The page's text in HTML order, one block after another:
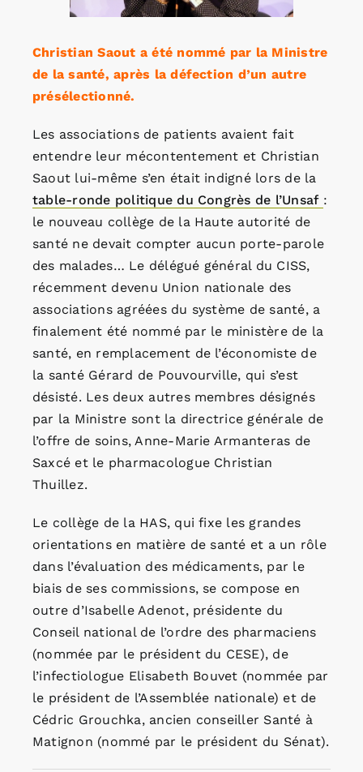
Christian Saout a été nommé par la Ministre
de la santé, après la défection d’un autre
présélectionné.
Les associations de patients avaient fait
entendre leur mécontentement et Christian
Saout lui-même s’en était indigné lors de la
table-ronde politique du Congrès de l’Unsaf :
le nouveau collège de la Haute autorité de
santé ne devait compter aucun porte-parole
des malades… Le délégué général du CISS,
récemment devenu Union nationale des
associations agréées du système de santé, a
finalement été nommé par le ministère de la
santé, en remplacement de l’économiste de
la santé Gérard de Pouvourville, qui s’est
désisté. Les deux autres membres désignés
par la Ministre sont la directrice générale de
l’offre de soins, Anne-Marie Armanteras de
Saxcé et le pharmacologue Christian
Thuillez.
Le collège de la HAS, qui fixe les grandes
orientations en matière de santé et a un rôle
dans l’évaluation des médicaments, par le
biais de ses commissions, se compose en
outre d’Isabelle Adenot, présidente du
Conseil national de l’ordre des pharmaciens
(nommée par le président du CESE), de
l’infectiologue Elisabeth Bouvet (nommée par
le président de l’Assemblée nationale) et de
Cédric Grouchka, ancien conseiller Santé à
Matignon (nommé par le président du Sénat).